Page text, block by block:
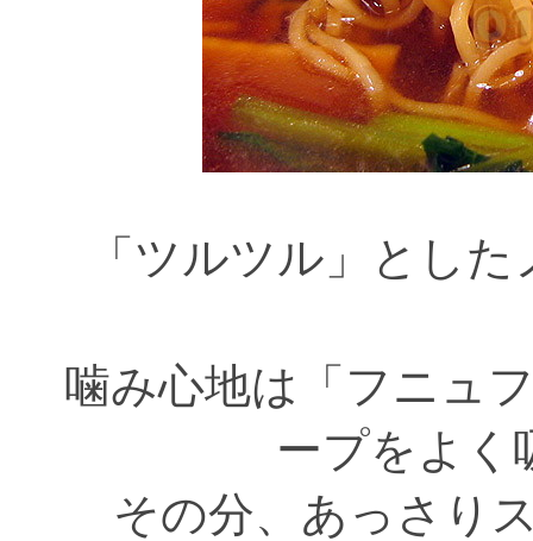
「ツルツル」とし
噛み心地は「フニュ
ープをよく
その分、あっさり